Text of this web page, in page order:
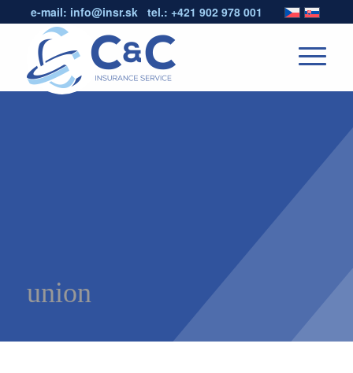
e-mail: info@insr.sktel.: +421 902 978 001
union